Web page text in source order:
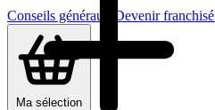
Conseils généraux Devenir franchisé
Ma sélection